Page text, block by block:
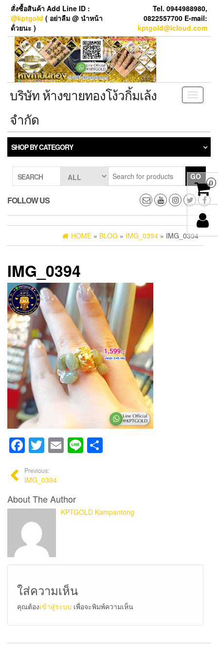
Skip
content
สั่งซื้อสินค้า Add Line ID :
@kptgold ( อย่าลืม @ นำหน้า
ด้่วยนะ )
Tel. 0944988980,
0822557700 E-mail:
kptgold@icloud.com
Toggle
บริษัท ห้างขายทองโง้วกิ้มเล้ง
จำกัด
SHOP BY CATEGORY
SEARCH GO
FOLLOW US
HOME » BLOG » IMG_0394 » IMG_0394
IMG_0394
Facebook
Twitter
Email
Line
Previous:
IMG_0394
About The Author
KPTGOLD Kampantong
ใส่ความเห็น
คุณต้องเข้าสู่ระบบ เพื่อจะพิมพ์ความเห็น
0